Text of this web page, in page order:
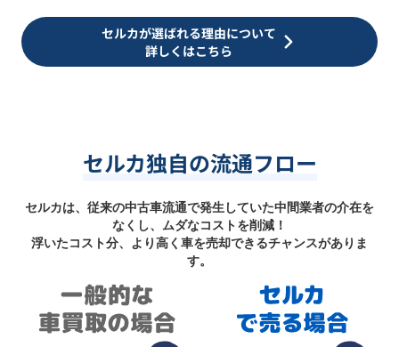
セルカが選ばれる理由について
詳しくはこちら
セルカ独自の流通フロー
セルカは、従来の中古車流通で発生していた中間業者の介在を
なくし、ムダなコストを削減！
浮いたコスト分、より高く車を売却できるチャンスがありま
す。